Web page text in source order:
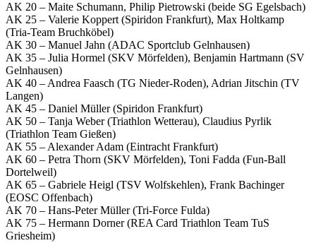
AK 20 – Maite Schumann, Philip Pietrowski (beide SG Egelsbach)
AK 25 – Valerie Koppert (Spiridon Frankfurt), Max Holtkamp
(Tria-Team Bruchköbel)
AK 30 – Manuel Jahn (ADAC Sportclub Gelnhausen)
AK 35 – Julia Hormel (SKV Mörfelden), Benjamin Hartmann (SV
Gelnhausen)
AK 40 – Andrea Faasch (TG Nieder-Roden), Adrian Jitschin (TV
Langen)
AK 45 – Daniel Müller (Spiridon Frankfurt)
AK 50 – Tanja Weber (Triathlon Wetterau), Claudius Pyrlik
(Triathlon Team Gießen)
AK 55 – Alexander Adam (Eintracht Frankfurt)
AK 60 – Petra Thorn (SKV Mörfelden), Toni Fadda (Fun-Ball
Dortelweil)
AK 65 – Gabriele Heigl (TSV Wolfskehlen), Frank Bachinger
(EOSC Offenbach)
AK 70 – Hans-Peter Müller (Tri-Force Fulda)
AK 75 – Hermann Dorner (REA Card Triathlon Team TuS
Griesheim)